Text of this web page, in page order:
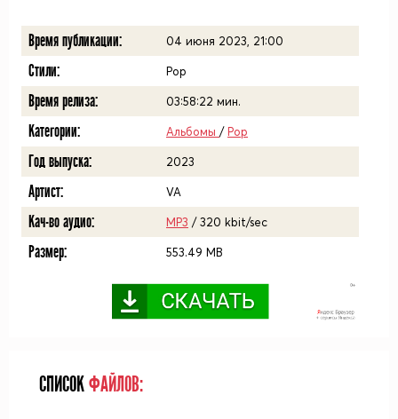
Время публикации: 04 июня 2023, 21:00
Стили: Pop
Время релиза: 03:58:22 мин.
Категории: Альбомы /Pop
Год выпуска: 2023
Артист: VA
Кач-во аудио: MP3 / 320 kbit/sec
Размер: 553.49 MB
СПИСОКФАЙЛОВ: